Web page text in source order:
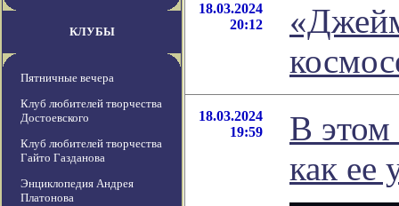
КЛУБЫ
Пятничные вечера
Клуб любителей творчества
Достоевского
Клуб любителей творчества
Гайто Газданова
Энциклопедия Андрея
Платонова
18.03.2024
20:12
18.03.2024
19:59
В этом
как ее